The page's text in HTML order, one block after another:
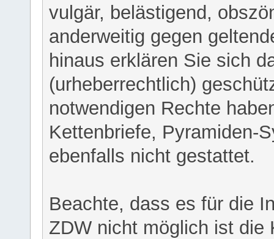
vulgär, belästigend,
anderweitig gegen
hinaus erklären Sie sich
(urheberrechtlich)
notwendigen Rechte
Kettenbriefe, Pyramiden-
ebenfalls nicht gestattet.
Beachte, dass es für die
ZDW nicht möglich ist die